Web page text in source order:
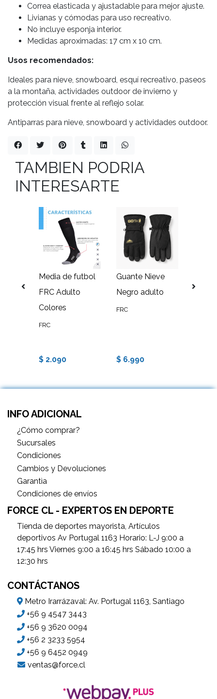
Correa elasticada y ajustadable para mejor ajuste.
Livianas y cómodas para uso recreativo.
No incluye esponja interior.
Medidas aproximadas: 17 cm x 10 cm.
Usos recomendados:
Ideales para nieve, snowboard, esquí recreativo, paseos
a la montaña, actividades outdoor de invierno y
protección visual frente al reflejo solar.
Antiparras para nieve, snowboard y actividades outdoor.
TAMBIEN PODRIA
INTERESARTE
Media de futbol
FRC Adulto
Colores
FRC
$ 2.090
Guante Nieve
Negro adulto
FRC
$ 6.990
INFO ADICIONAL
¿Cómo comprar?
Sucursales
Condiciones
Cambios y Devoluciones
Garantìa
Condiciones de envíos
FORCE CL - EXPERTOS EN DEPORTE
Tienda de deportes mayorista, Artículos
deportivos Av Portugal 1163 Horario: L-J 9:00 a
17:45 hrs Viernes 9:00 a 16:45 hrs Sábado 10:00 a
12:30 hrs
CONTÁCTANOS
Metro Irarrázaval: Av. Portugal 1163, Santiago
+56 9 4547 3443
+56 9 3620 0094
+56 2 3233 5954
+56 9 6452 0949
ventas@force.cl